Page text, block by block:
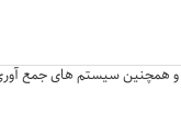
سیستم های جمع آوری